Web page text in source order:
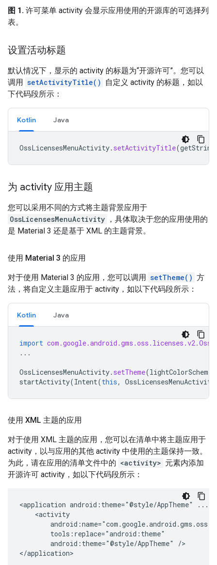
图 1. 许可菜单 activity 会显示应用使用的开源库的可选择列
表。
设置活动标题
默认情况下，显示的 activity 的标题为“开源许可”。您可以
调用 setActivityTitle()
自定义 activity 的标题，如以
下代码段所示：
Kotlin Java
OssLicensesMenuActivity. setActivityTitle(getString
为 activity 应用主题
您可以采用不同的方式将主题背景应用于
OssLicensesMenuActivity ，具体取决于您的应用使用的
是 Material 3 还是基于 XML 的主题背景。
使用 Material 3 的应用
对于使用 Material 3 的应用，您可以调用 setTheme() 方
法，将自定义主题应用于 activity，如以下代码段所示：
Kotlin Java
import
...
OssLicensesMenuActivity. setTheme(lightColorScheme
startActivity(Intent(this, OssLicensesMenuActivity
使用 XML 主题的应用
对于使用 XML 主题的应用，您可以在清单中将主题应用于
activity，以与应用的其他 activity 中使用的主题保持一致。
为此，请在应用的清单文件中的 <activity> 元素内添加
开源许可 activity，如以下代码段所示：
<application android:theme="@style/AppTheme"
android:theme="@style/AppTheme"
/>
</application>